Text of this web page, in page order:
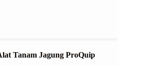
Tanam Jagung ProQuip